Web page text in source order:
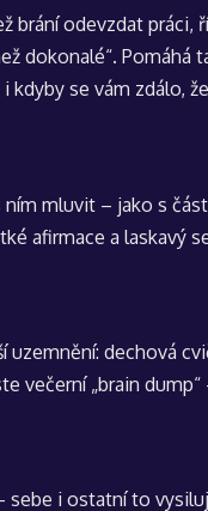
brání odevzdat práci,
dokonalé“. Pomáhá
kdyby se vám zdálo,
mluvit – jako s
afirmace a laskavý
uzemnění: dechová
večerní „brain dump“
sebe i ostatní to